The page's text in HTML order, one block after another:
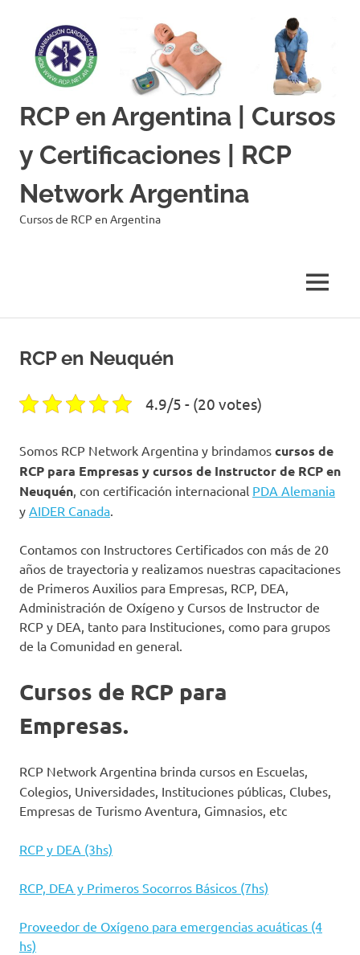
content
RCP en Argentina | Cursos
y Certificaciones | RCP
Network Argentina
Cursos de RCP en Argentina
MENU
RCP en Neuquén
4.9/5 - (20 votes)
Somos RCP Network Argentina y brindamos cursos de
RCP para Empresas y cursos de Instructor de RCP en
Neuquén, con certificación internacional PDA Alemania
y AIDER Canada.
Contamos con Instructores Certificados con más de 20
años de trayectoria y realizamos nuestras capacitaciones
de Primeros Auxilios para Empresas, RCP, DEA,
Administración de Oxígeno y Cursos de Instructor de
RCP y DEA, tanto para Instituciones, como para grupos
de la Comunidad en general.
Cursos de RCP para
Empresas.
RCP Network Argentina brinda cursos en Escuelas,
Colegios, Universidades, Instituciones públicas, Clubes,
Empresas de Turismo Aventura, Gimnasios, etc
RCP y DEA (3hs)
RCP, DEA y Primeros Socorros Básicos (7hs)
Proveedor de Oxígeno para emergencias acuáticas (4
hs)